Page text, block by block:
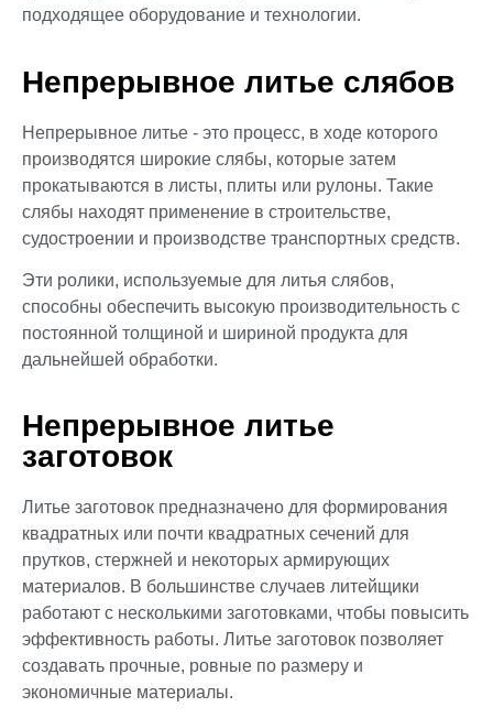
подходящее оборудование и технологии.
Непрерывное литье слябов
Непрерывное литье - это процесс, в ходе которого
производятся широкие слябы, которые затем
прокатываются в листы, плиты или рулоны. Такие
слябы находят применение в строительстве,
судостроении и производстве транспортных средств.
Эти ролики, используемые для литья слябов,
способны обеспечить высокую производительность с
постоянной толщиной и шириной продукта для
дальнейшей обработки.
Непрерывное литье
заготовок
Литье заготовок предназначено для формирования
квадратных или почти квадратных сечений для
прутков, стержней и некоторых армирующих
материалов. В большинстве случаев литейщики
работают с несколькими заготовками, чтобы повысить
эффективность работы. Литье заготовок позволяет
создавать прочные, ровные по размеру и
экономичные материалы.